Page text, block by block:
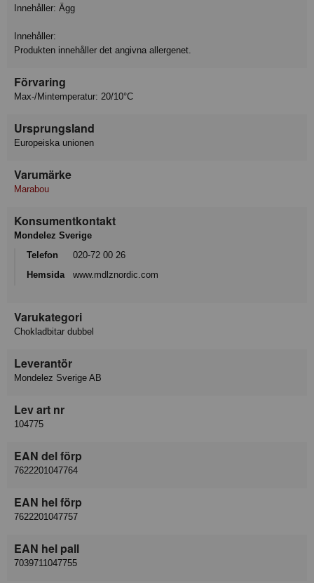
Innehåller: Ägg
Innehåller:
Produkten innehåller det angivna allergenet.
Förvaring
Max-/Mintemperatur: 20/10°C
Ursprungsland
Europeiska unionen
Varumärke
Marabou
Konsumentkontakt
Mondelez Sverige
Telefon
020-72 00 26
Hemsida
www.mdlznordic.com
Varukategori
Chokladbitar dubbel
Leverantör
Mondelez Sverige AB
Lev art nr
104775
EAN del förp
7622201047764
EAN hel förp
7622201047757
EAN hel pall
7039711047755